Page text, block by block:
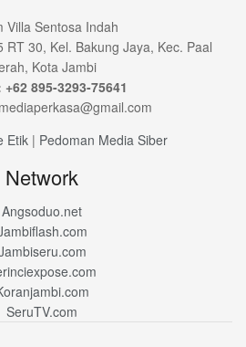
Villa Sentosa Indah
RT 30, Kel. Bakung Jaya, Kec. Paal
Kota Jambi
895-3293-75641
Etik | Pedoman Media Siber
Network
Angsoduo.net
SeruTV.com